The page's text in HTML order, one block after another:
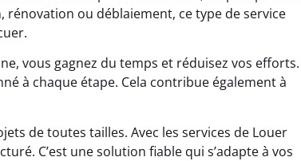
ou déblaiement, ce type de service
vous gagnez du temps et réduisez vos efforts.
à chaque étape. Cela contribue également à
de toutes tailles. Avec les services de Louer
C’est une solution fiable qui s’adapte à vos